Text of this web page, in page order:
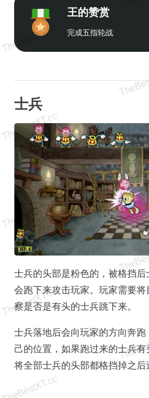
王的赞赏
完成五指轮战
士兵
士兵的头部是粉色的，被格挡
会跑下来攻击玩家。玩家需要
察是否是有头的士兵跳下来。
士兵落地后会向玩家的方向奔
己的位置，如果跑过来的士兵有
将全部士兵的头部都格挡掉之后